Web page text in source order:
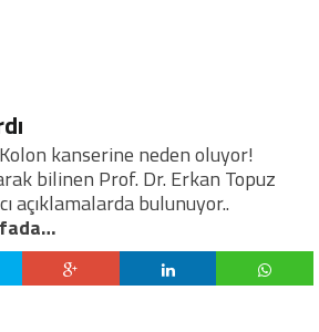
kanserine neden oluyor!
bilinen Prof. Dr. Erkan Topuz
açıklamalarda bulunuyor..